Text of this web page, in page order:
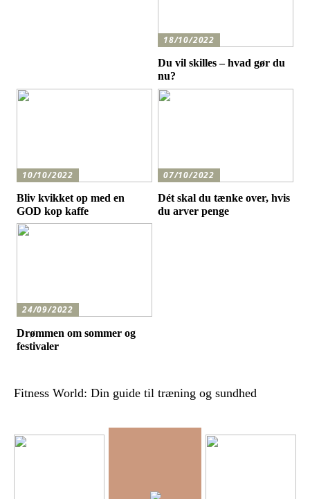
18/10/2022
Du vil skilles – hvad gør du
nu?
10/10/2022
Bliv kvikket op med en
GOD kop kaffe
07/10/2022
Dét skal du tænke over, hvis
du arver penge
24/09/2022
Drømmen om sommer og
festivaler
Fitness World: Din guide til træning og sundhed